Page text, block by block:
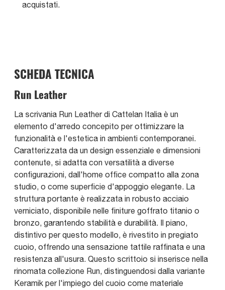
acquistati.
SCHEDA TECNICA
Run Leather
La scrivania Run Leather di Cattelan Italia è un
elemento d'arredo concepito per ottimizzare la
funzionalità e l'estetica in ambienti contemporanei.
Caratterizzata da un design essenziale e dimensioni
contenute, si adatta con versatilità a diverse
configurazioni, dall'home office compatto alla zona
studio, o come superficie d'appoggio elegante. La
struttura portante è realizzata in robusto acciaio
verniciato, disponibile nelle finiture goffrato titanio o
bronzo, garantendo stabilità e durabilità. Il piano,
distintivo per questo modello, è rivestito in pregiato
cuoio, offrendo una sensazione tattile raffinata e una
resistenza all'usura. Questo scrittoio si inserisce nella
rinomata collezione Run, distinguendosi dalla variante
Keramik per l'impiego del cuoio come materiale